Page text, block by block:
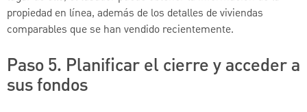
propiedad en línea, además de los detalles de viviendas
comparables que se han vendido recientemente.
Paso 5. Planificar el cierre y acceder a
sus fondos